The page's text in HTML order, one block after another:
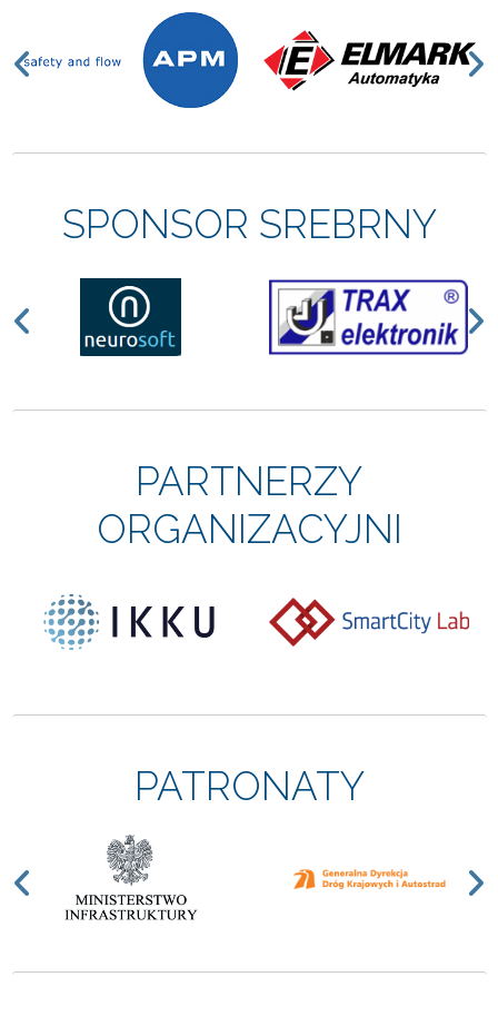
Previous
SPONSOR SREBRNY
Previous
PARTNERZY
ORGANIZACYJNI
PATRONATY
Previous